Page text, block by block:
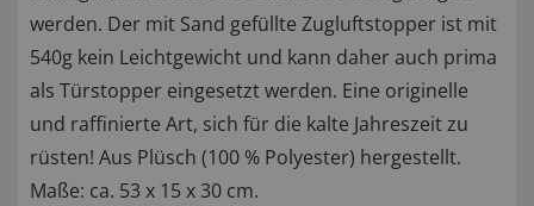
werden. Der mit Sand gefüllte Zugluftstopper ist mit
540g kein Leichtgewicht und kann daher auch prima
als Türstopper eingesetzt werden. Eine originelle
und raffinierte Art, sich für die kalte Jahreszeit zu
rüsten! Aus Plüsch (100 % Polyester) hergestellt.
Maße: ca. 53 x 15 x 30 cm.